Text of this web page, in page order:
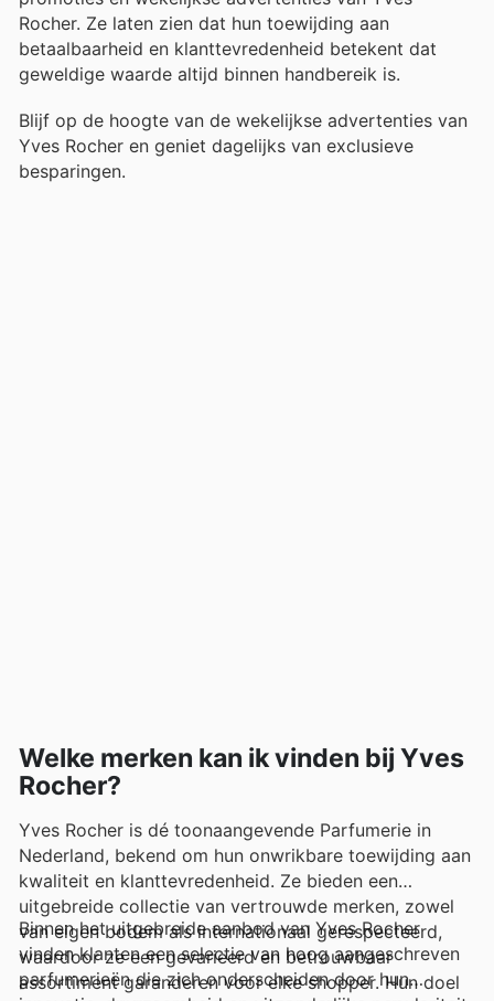
Rocher. Ze laten zien dat hun toewijding aan
betaalbaarheid en klanttevredenheid betekent dat
geweldige waarde altijd binnen handbereik is.
Blijf op de hoogte van de wekelijkse advertenties van
Yves Rocher en geniet dagelijks van exclusieve
besparingen.
Welke merken kan ik vinden bij Yves
Rocher?
Yves Rocher is dé toonaangevende Parfumerie in
Nederland, bekend om hun onwrikbare toewijding aan
kwaliteit en klanttevredenheid. Ze bieden een
uitgebreide collectie van vertrouwde merken, zowel
van eigen bodem als internationaal gerespecteerd,
waardoor ze een gevarieerd en betrouwbaar
assortiment garanderen voor elke shopper. Hun doel
Binnen het uitgebreide aanbod van Yves Rocher
vinden klanten een selectie van hoog aangeschreven
parfumerieën die zich onderscheiden door hun